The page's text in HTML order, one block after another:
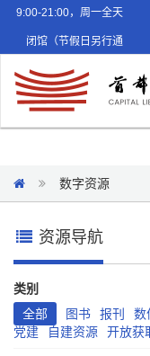
9:00-21:00，周一全天
闭馆（节假日另行通
数字资源
资源导航
类别
全部
图书 报刊 数
党建
自建资源 开放获